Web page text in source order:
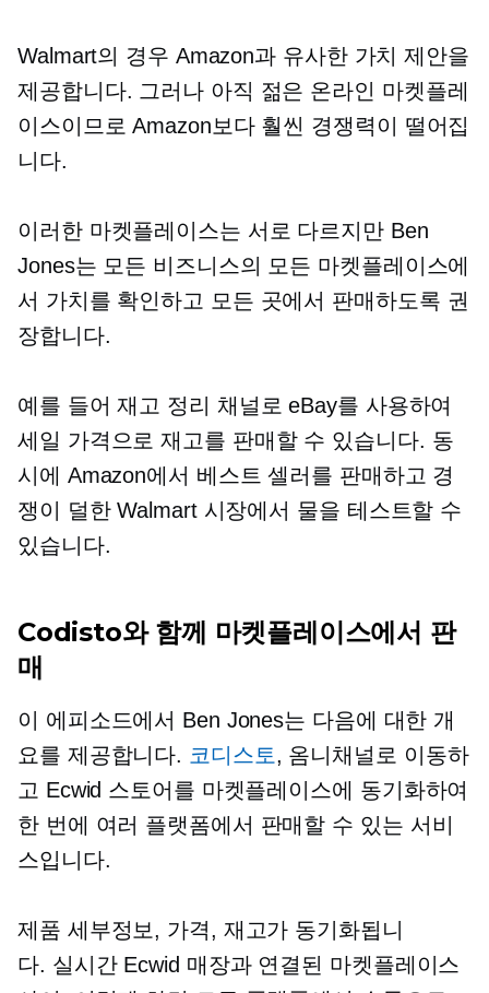
Walmart의 경우 Amazon과 유사한 가치 제안을
제공합니다. 그러나 아직 젊은 온라인 마켓플레
이스이므로 Amazon보다 훨씬 경쟁력이 떨어집
니다.
이러한 마켓플레이스는 서로 다르지만 Ben
Jones는 모든 비즈니스의 모든 마켓플레이스에
서 가치를 확인하고 모든 곳에서 판매하도록 권
장합니다.
예를 들어 재고 정리 채널로 eBay를 사용하여
세일 가격으로 재고를 판매할 수 있습니다. 동
시에 Amazon에서 베스트 셀러를 판매하고 경
쟁이 덜한 Walmart 시장에서 물을 테스트할 수
있습니다.
Codisto와 함께 마켓플레이스에서 판
매
이 에피소드에서 Ben Jones는 다음에 대한 개
요를 제공합니다. 코디스토, 옴니채널로 이동하
고 Ecwid 스토어를 마켓플레이스에 동기화하여
한 번에 여러 플랫폼에서 판매할 수 있는 서비
스입니다.
제품 세부정보, 가격, 재고가 동기화됩니
다. 실시간Ecwid 매장과 연결된 마켓플레이스